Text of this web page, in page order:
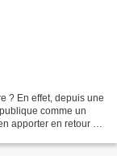
? En effet, depuis une
comme un
apporter en retour à